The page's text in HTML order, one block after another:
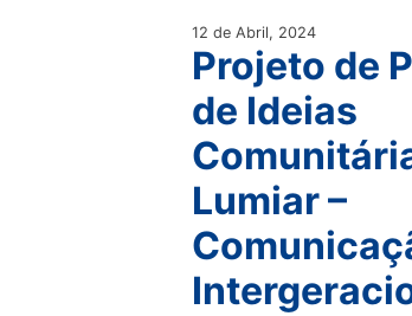
12 de Abril, 2024
Projeto de
de Ideias
Lumiar –